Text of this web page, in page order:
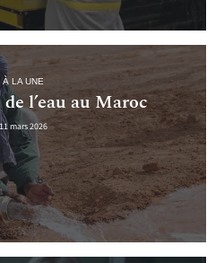
À LA UNE
l’eau au Maroc
11 mars 2026